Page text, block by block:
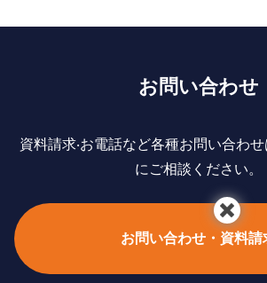
お問い合わせ
資料請求‧お電話など各種お問い合わ
にご相談ください。
お問い合わせ・資料請